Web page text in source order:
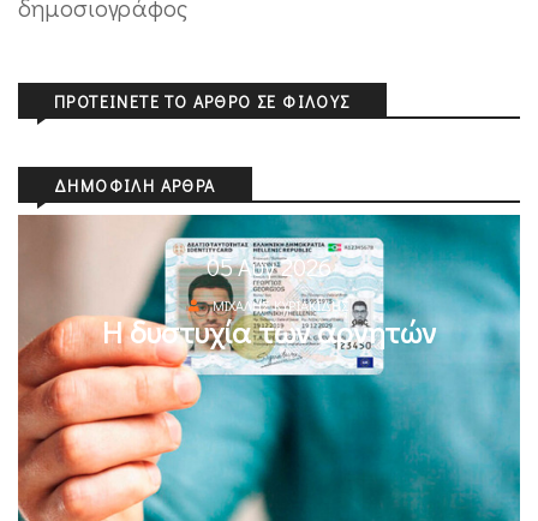
δημοσιογράφος
ΠΡΟΤΕΊΝΕΤΕ ΤΟ ΆΡΘΡΟ ΣΕ ΦΊΛΟΥΣ
ΔΗΜΟΦΙΛΉ ΆΡΘΡΑ
05 Αυγ 2026
ΜΙΧΆΛΗΣ ΚΥΡΙΑΚΊΔΗΣ
Η δυστυχία των αρνητών